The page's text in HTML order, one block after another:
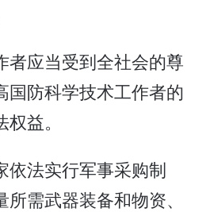
者应当受到全社会的尊
国防科学技术工作者的
益。
法实行军事采购制
需武器装备和物资、